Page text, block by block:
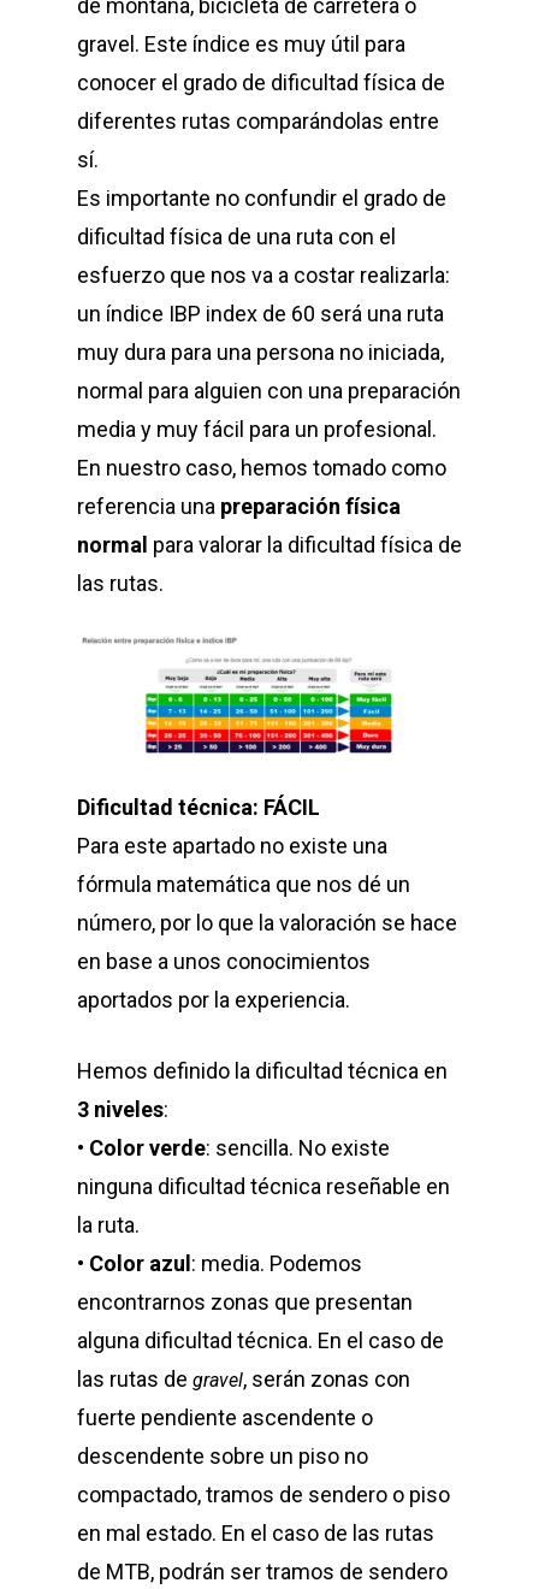
de montaña, bicicleta de carretera o
gravel. Este índice es muy útil para
conocer el grado de dificultad física de
diferentes rutas comparándolas entre
sí.
Es importante no confundir el grado de
dificultad física de una ruta con el
esfuerzo que nos va a costar realizarla:
un índice IBP index de 60 será una ruta
muy dura para una persona no iniciada,
normal para alguien con una preparación
media y muy fácil para un profesional.
En nuestro caso, hemos tomado como
referencia una preparación física
normal para valorar la dificultad física de
las rutas.
Dificultad técnica: FÁCIL
Para este apartado no existe una
fórmula matemática que nos dé un
número, por lo que la valoración se hace
en base a unos conocimientos
aportados por la experiencia.
Hemos definido la dificultad técnica en
3 niveles:
• Color verde: sencilla. No existe
ninguna dificultad técnica reseñable en
la ruta.
• Color azul: media. Podemos
encontrarnos zonas que presentan
alguna dificultad técnica. En el caso de
las rutas de gravel, serán zonas con
fuerte pendiente ascendente o
descendente sobre un piso no
compactado, tramos de sendero o piso
en mal estado. En el caso de las rutas
de MTB, podrán ser tramos de sendero